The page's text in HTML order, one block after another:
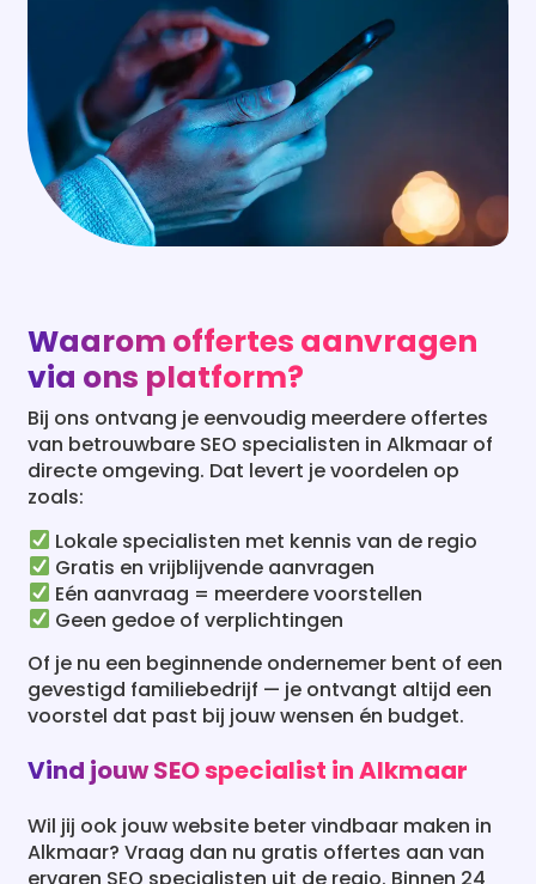
Bij ons ontvang je eenvoudig meerdere offertes
van betrouwbare SEO specialisten in Alkmaar of
directe omgeving. Dat levert je voordelen op
zoals:
Lokale specialisten met kennis van de regio
Gratis en vrijblijvende aanvragen
Geen gedoe of verplichtingen
Of je nu een beginnende ondernemer bent of een
gevestigd familiebedrijf — je ontvangt altijd een
voorstel dat past bij jouw wensen én budget.
Vind jouw SEO specialist in Alkmaar
Alkmaar? Vraag dan nu gratis offertes aan van
uur ontvang je een passend voorstel waarmee je
online écht stappen kunt zetten.